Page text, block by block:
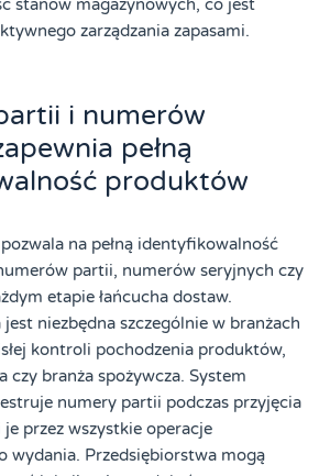
stanów magazynowych, co jest
zarządzania zapasami.
i numerów
pełną
produktów
na pełną identyfikowalność
partii, numerów seryjnych czy
etapie łańcucha dostaw.
niezbędna szczególnie w branżach
kontroli pochodzenia produktów,
czy branża spożywcza. System
numery partii podczas przyjęcia
przez wszystkie operacje
wydania. Przedsiębiorstwa mogą